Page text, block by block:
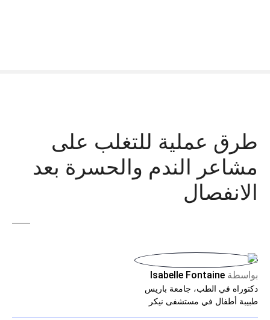
طرق عملية للتغلب على
مشاعر الندم والحسرة بعد
الانفصال
بواسطة Isabelle Fontaine
دكتوراه في الطب، جامعة باريس
طبيبة أطفال في مستشفى نيكر